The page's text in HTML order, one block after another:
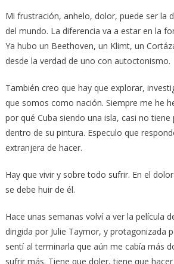
Mi frustración, anhelo, dolor, puede ser la
del mundo. La diferencia va a estar en la
Ya hubo un Beethoven, un Klimt, un
desde la verdad de uno con autoctonismo.
También creo que hay que explorar,
que somos como nación. Siempre me he
por qué Cuba siendo una isla, casi no
dentro de su pintura. Especulo que
extranjera de hacer.
Hay que vivir y sobre todo sufrir. En el
se debe huir de él.
Hace unas semanas volví a ver la película
dirigida por Julie Taymor, y protagonizada
sentí al terminarla que aún me cabía más
sufrir más. Tiene que doler, tiene que